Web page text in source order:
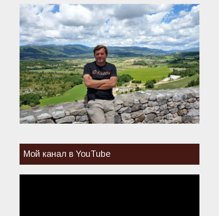
Мой канал в YouTube